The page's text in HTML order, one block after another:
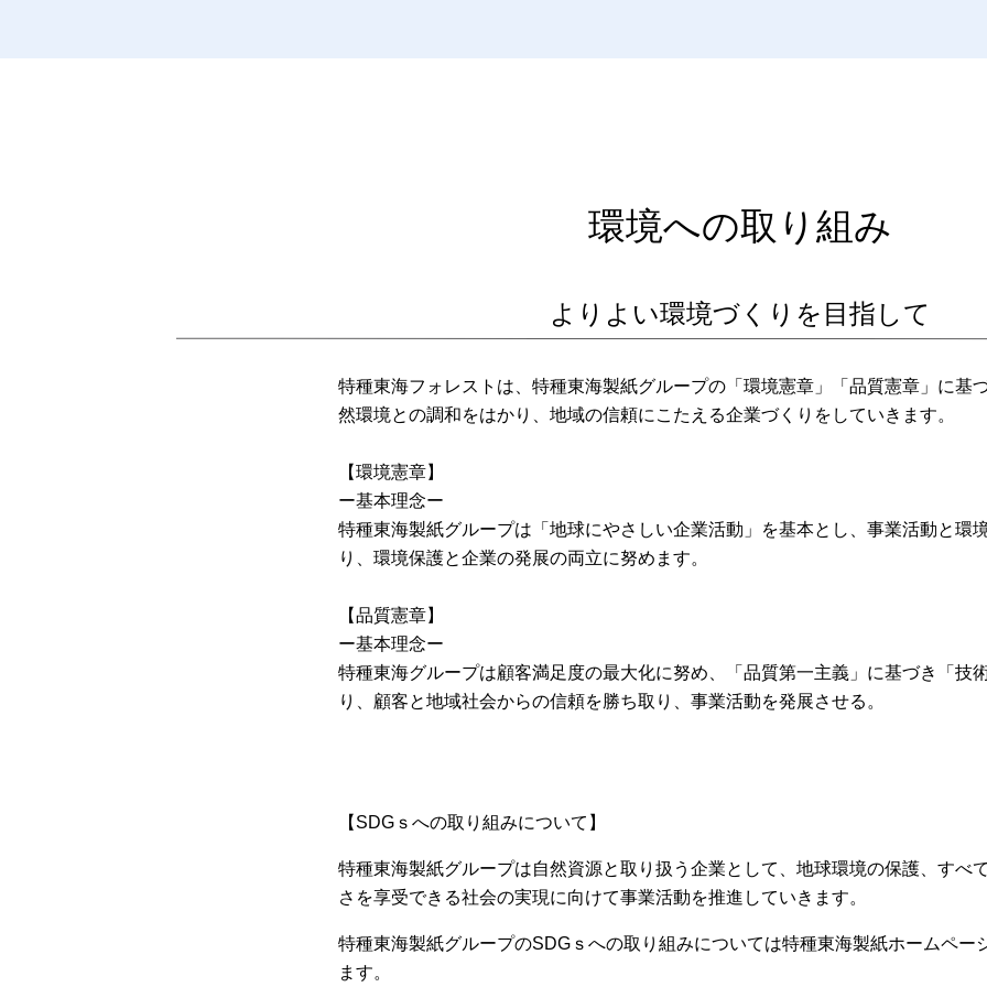
環境への取り組み
よりよい環境づくりを目指して
特種東海フォレストは、特種東海製紙グループの「環境憲章」「品質憲章」に基
然環境との調和をはかり、地域の信頼にこたえる企業づくりをしていきます。
【環境憲章】
ー基本理念ー
特種東海製紙グループは「地球にやさしい企業活動」を基本とし、事業活動と環
り、環境保護と企業の発展の両立に努めます。
【品質憲章】
ー基本理念ー
特種東海グループは顧客満足度の最大化に努め、「品質第一主義」に基づき「技
り、顧客と地域社会からの信頼を勝ち取り、事業活動を発展させる。
【SDGｓへの取り組みについて】
特種東海製紙グループは自然資源と取り扱う企業として、地球環境の保護、すべ
さを享受できる社会の実現に向けて事業活動を推進していきます。
特種東海製紙グループのSDGｓへの取り組みについては特種東海製紙ホームペー
ます。